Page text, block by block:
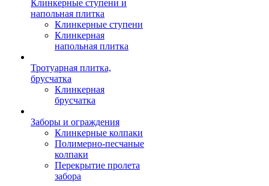
Клинкерные ступени и
напольная плитка
Клинкерные ступени
Клинкерная
напольная плитка
Тротуарная плитка,
брусчатка
Клинкерная
брусчатка
Заборы и ограждения
Клинкерные колпаки
Полимерно-песчаные
колпаки
Перекрытие пролета
забора